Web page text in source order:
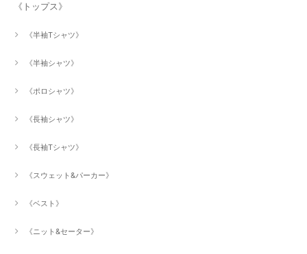
《トップス》
《半袖Tシャツ》
《半袖シャツ》
《ポロシャツ》
《長袖シャツ》
《長袖Tシャツ》
《スウェット&パーカー》
《ベスト》
《ニット&セーター》